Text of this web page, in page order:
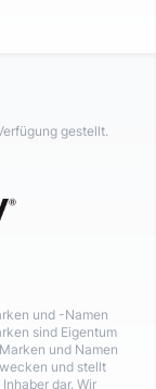
gestellt.
und -Namen
sind Eigentum
und Namen
und stellt
dar. Wir